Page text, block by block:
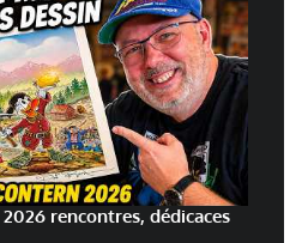
rencontres, dédicaces